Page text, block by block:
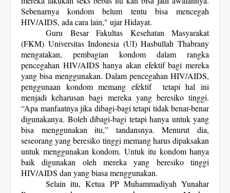
Sebenarnya kondom belum tentu bisa mencegah
HIV/AIDS, ada cara lain," ujar Hidayat.
Guru Besar Fakultas Kesehatan Masyarakat
(FKM) Universitas Indonesia (UI) Hasbullah Thabrany
mengatakan, pembagian kondom dalam rangka
pencegahan HIV/AIDS hanya akan efektif bagi mereka
yang bisa menggunakan. Dalam pencegahan HIV/AIDS,
penggunaan kondom memang efektif tetapi hal ini
menjadi keharusan bagi mereka yang beresiko tinggi.
“Apa manfaatnya jika dibagi-bagi tetapi tidak benar-benar
digunakanya. Boleh dibagi-bagi tetapi hanya untuk yang
bisa menggunakan itu,” tandansnya. Menurut dia,
seseorang yang beresiko tinggi memang harus dipaksakan
untuk menggunakan kondom. Untuk itu kondom hanya
baik digunakan oleh mereka yang beresiko tinggi
HIV/AIDS dan yang biasa menggunakan.
Selain itu, Ketua PP Muhammadiyah Yunahar